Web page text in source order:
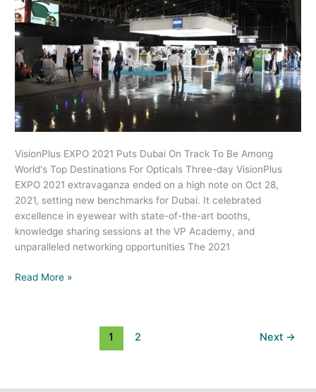
VisionPlus EXPO 2021 Puts Dubai On Track To Be Among
World's Top Destinations For Opticals Three-day VisionPlus
EXPO 2021 extravaganza ended on a high note on Oct 28,
2021, setting new benchmarks for Dubai. It celebrated
excellence in eyewear with state-of-the-art booths,
knowledge sharing sessions at the VP Academy, and
unparalleled networking opportunities The 2021
2021:
A
Success
Story
Read More »
1 2 Next →